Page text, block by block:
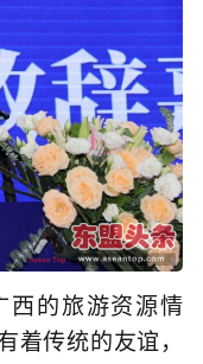
西的旅游资源情
着传统的友谊，